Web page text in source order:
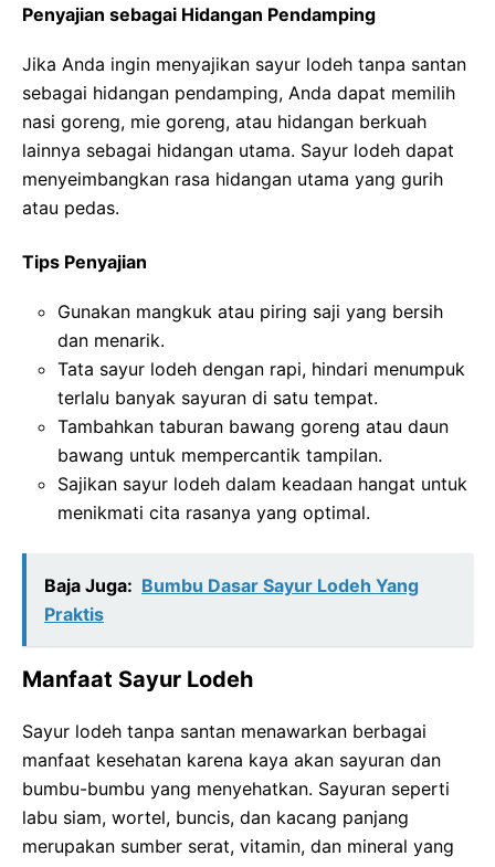
Penyajian sebagai Hidangan Pendamping
Jika Anda ingin menyajikan sayur lodeh tanpa santan
sebagai hidangan pendamping, Anda dapat memilih
nasi goreng, mie goreng, atau hidangan berkuah
lainnya sebagai hidangan utama. Sayur lodeh dapat
menyeimbangkan rasa hidangan utama yang gurih
atau pedas.
Tips Penyajian
Gunakan mangkuk atau piring saji yang bersih
dan menarik.
Tata sayur lodeh dengan rapi, hindari menumpuk
terlalu banyak sayuran di satu tempat.
Tambahkan taburan bawang goreng atau daun
bawang untuk mempercantik tampilan.
Sajikan sayur lodeh dalam keadaan hangat untuk
menikmati cita rasanya yang optimal.
Baja Juga: Bumbu Dasar Sayur Lodeh Yang
Praktis
Manfaat Sayur Lodeh
Sayur lodeh tanpa santan menawarkan berbagai
manfaat kesehatan karena kaya akan sayuran dan
bumbu-bumbu yang menyehatkan. Sayuran seperti
labu siam, wortel, buncis, dan kacang panjang
merupakan sumber serat, vitamin, dan mineral yang